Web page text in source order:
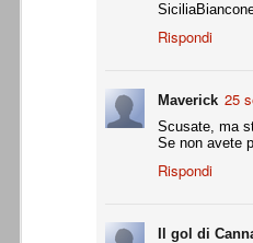
Rispondi
Maverick 25
Scusate, ma
Se non avete
Rispondi
Il gol di
Ad oggi, Zaza è ancora un
dovesse venire alla Juventus,
Gabbiadini (al Napoli), finora ci hanno
Da agosto 2012 a giugno 2015.